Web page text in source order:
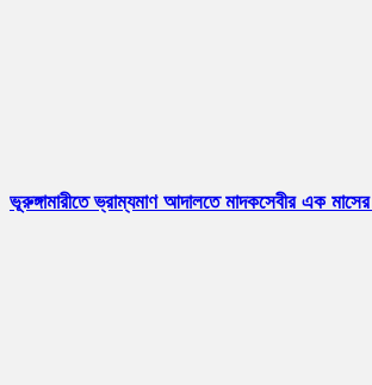
ভূরুঙ্গামারীতে ভ্রাম্যমাণ আদালতে মাদকসেবীর এক